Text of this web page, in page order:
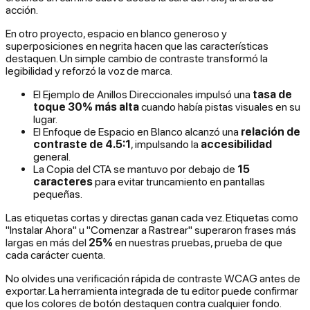
acción.
En otro proyecto, espacio en blanco generoso y
superposiciones en negrita hacen que las características
destaquen. Un simple cambio de contraste transformó la
legibilidad y reforzó la voz de marca.
El Ejemplo de Anillos Direccionales impulsó una tasa de
toque 30% más altacuando había pistas visuales en su
lugar.
El Enfoque de Espacio en Blanco alcanzó una relación de
contraste de 4.5:1, impulsando la accesibilidad
general.
La Copia del CTA se mantuvo por debajo de 15
caracterespara evitar truncamiento en pantallas
pequeñas.
Las etiquetas cortas y directas ganan cada vez. Etiquetas como
"Instalar Ahora" u "Comenzar a Rastrear" superaron frases más
largas en más del 25% en nuestras pruebas, prueba de que
cada carácter cuenta.
No olvides una verificación rápida de contraste WCAG antes de
exportar. La herramienta integrada de tu editor puede confirmar
que los colores de botón destaquen contra cualquier fondo.